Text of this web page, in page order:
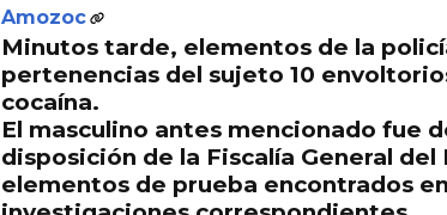
Amozoc
Minutos tarde, elementos de la
pertenencias del sujeto 10
cocaína.
El masculino antes mencionado fue
disposición de la Fiscalía General del
elementos de prueba encontrados